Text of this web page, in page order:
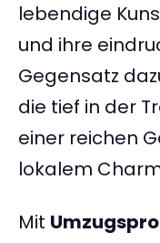
lebendige
und ihre
Gegensatz
die tief in der
einer reichen
lokalem
Mit